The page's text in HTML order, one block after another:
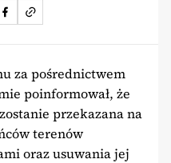
za pośrednictwem
poinformował, że
przekazana na
terenów
oraz usuwania jej